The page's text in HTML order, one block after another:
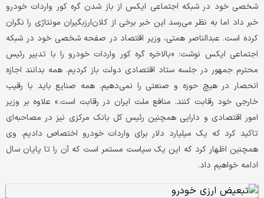
شخصی خود در شبکه اجتماعی ایکس از باز شدن گره کور واردات خودرو
خبر داد اما به نظر می‌رسد این خبر برخی از کلان‌ارزبگیران مونتاژی را نگران
کرده است. عبدالناصر همتی، وزیر اقتصاد در صفحه شخصی خود در شبکه
اجتماعی ایکس نوشت: «‌بالاخره گره کور واردات خودرو را با تدبیر رئیس
محترم جمهور در جلسه ستاد اقتصادی دولت باز کردیم. همه بدانند اجازه
انحصار در هیچ حوزه و صنعتی را نمی‌‌‌دهیم. همه صنایع باید با رقیب
خارجی خود رقابت کنند. منافع ملت ایران در رقابت است.» علاوه بر وزیر
امور اقتصادی و دارایی همچنین رئیس کل بانک مرکزی نیز در مصاحبه‌ای
تاکید کرد که یک میلیارد دلار برای واردات خودرو اختصاص دادیم. وی
همچنین اظهار کرد که این یک سیاست مستمر است که آن را تا پایان سال
ادامه‌‌‌ خواهیم داد.